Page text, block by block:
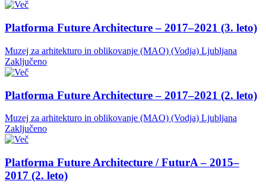
Platforma Future Architecture – 2017–2021 (3. leto)
Muzej za arhitekturo in oblikovanje (MAO) (Vodja) Ljubljana
Zaključeno
Platforma Future Architecture – 2017–2021 (2. leto)
Muzej za arhitekturo in oblikovanje (MAO) (Vodja) Ljubljana
Zaključeno
Platforma Future Architecture / FuturA – 2015–
2017 (2. leto)